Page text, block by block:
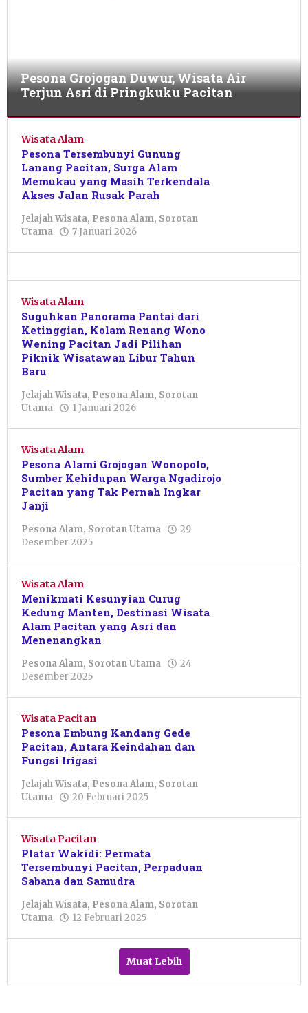
Pesona Grojogan Duwur, Wisata Air
Terjun Asri di Pringkuku Pacitan
Alam,
Sorotan
Utama
2026
oleh
Miftakhul
Wisata Alam
Pesona Tersembunyi Gunung
Lanang Pacitan, Surga Alam
Memukau yang Masih Terkendala
Akses Jalan Rusak Parah
Jelajah Wisata, Pesona Alam, Sorotan
Utama
7 Januari 2026
Alya
Wisata Alam
Suguhkan Panorama Pantai dari
Ketinggian, Kolam Renang Wono
Wening Pacitan Jadi Pilihan
Piknik Wisatawan Libur Tahun
Baru
Jelajah Wisata, Pesona Alam, Sorotan
Utama
1 Januari 2026
Zetha
Wisata Alam
Pesona Alami Grojogan Wonopolo,
Sumber Kehidupan Warga Ngadirojo
Pacitan yang Tak Pernah Ingkar
Janji
Pesona Alam, Sorotan Utama
29
Desember 2025
Rifan
Wisata Alam
Menikmati Kesunyian Curug
Kedung Manten, Destinasi Wisata
Alam Pacitan yang Asri dan
Menenangkan
Pesona Alam, Sorotan Utama
24
Desember 2025
Gangsar
Sasono
Wisata Pacitan
Pesona Embung Kandang Gede
Pacitan, Antara Keindahan dan
Fungsi Irigasi
Jelajah Wisata, Pesona Alam, Sorotan
Utama
20 Februari 2025
Septi
Wisata Pacitan
Platar Wakidi: Permata
Tersembunyi Pacitan, Perpaduan
Sabana dan Samudra
Jelajah Wisata, Pesona Alam, Sorotan
Utama
12 Februari 2025
Cahyaningtias
Muat Lebih